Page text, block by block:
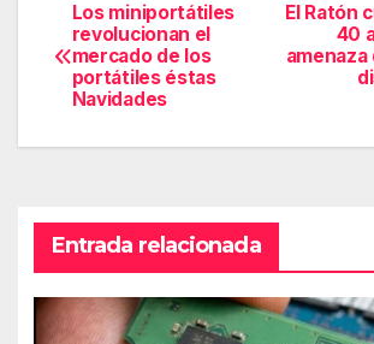
Navegación
de
El Ratón
40
Los miniportátiles
revolucionan el
mercado de los
portátiles éstas
Navidades
Entrada relacionada